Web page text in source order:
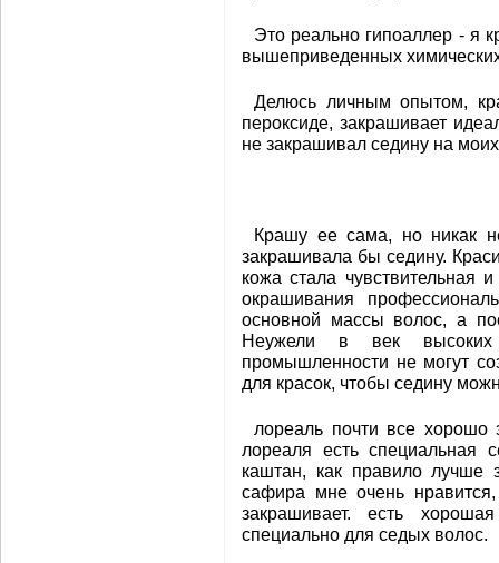
Это реально гипоаллер - я
вышеприведенных
Делюсь личным опытом,
пероксиде, закрашивает
не закрашивал седину на
Крашу ее сама, но никак
закрашивала бы седину.
кожа стала чувствительная
окрашивания
основной массы волос, а
Неужели в век высоких
промышленности не могут
для красок, чтобы седину
лореаль почти все хорошо
лореаля есть специальная
каштан, как правило лучше
сафира мне очень
закрашивает. есть
специально для седых волос.